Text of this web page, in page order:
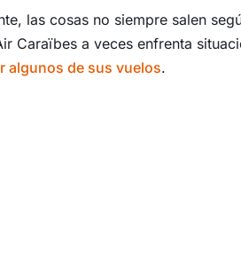
las cosas no siempre salen
Caraïbes a veces enfrenta
algunos de sus vuelos.